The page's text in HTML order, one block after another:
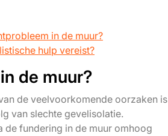
in de muur?
hulp vereist?
de muur?
de veelvoorkomende oorzaken is
van slechte gevelisolatie.
fundering in de muur omhoog